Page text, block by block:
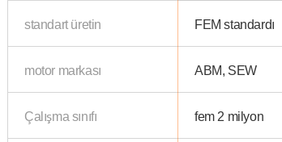
standart üretin FEM standardı
motor markası ABM, SEW
Çalışma sınıfı fem 2 milyon